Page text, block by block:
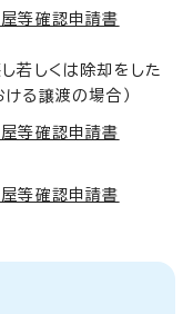
等確認申請書
若しくは除却をした
る譲渡の場合）
等確認申請書
等確認申請書